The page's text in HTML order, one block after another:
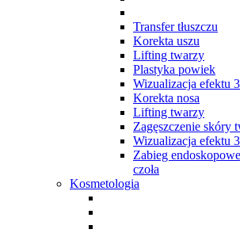
Transfer tłuszczu
Korekta uszu
Lifting twarzy
Plastyka powiek
Wizualizacja efektu
Korekta nosa
Lifting twarzy
Zagęszczenie skóry
Wizualizacja efektu
Zabieg
czoła
Kosmetologia